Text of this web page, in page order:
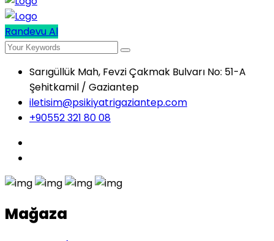
Randevu Al
Sarıgüllük Mah, Fevzi Çakmak Bulvarı No: 51-A
Şehitkamil / Gaziantep
iletisim@psikiyatrigaziantep.com
+90552 321 80 08
Mağaza